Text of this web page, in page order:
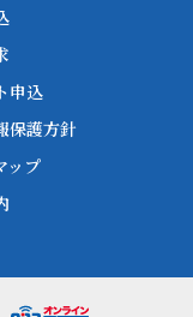
申込
保護方針
ップ